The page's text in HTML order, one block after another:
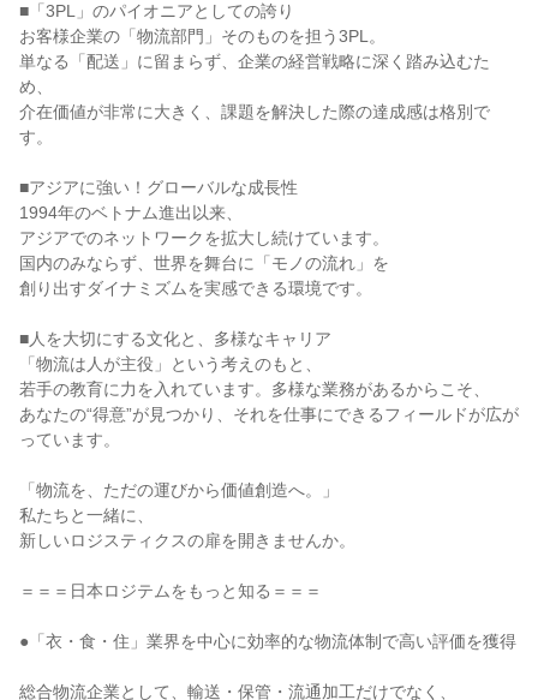
■「3PL」のパイオニアとしての誇り
お客様企業の「物流部門」そのものを担う3PL。
単なる「配送」に留まらず、企業の経営戦略に深く踏み込むた
め、
介在価値が非常に大きく、課題を解決した際の達成感は格別で
す。
■アジアに強い！グローバルな成長性
1994年のベトナム進出以来、
アジアでのネットワークを拡大し続けています。
国内のみならず、世界を舞台に「モノの流れ」を
創り出すダイナミズムを実感できる環境です。
■人を大切にする文化と、多様なキャリア
「物流は人が主役」という考えのもと、
若手の教育に力を入れています。多様な業務があるからこそ、
あなたの“得意”が見つかり、それを仕事にできるフィールドが広が
っています。
「物流を、ただの運びから価値創造へ。」
私たちと一緒に、
新しいロジスティクスの扉を開きませんか。
＝＝＝日本ロジテムをもっと知る＝＝＝
●「衣・食・住」業界を中心に効率的な物流体制で高い評価を獲得
総合物流企業として、輸送・保管・流通加工だけでなく、